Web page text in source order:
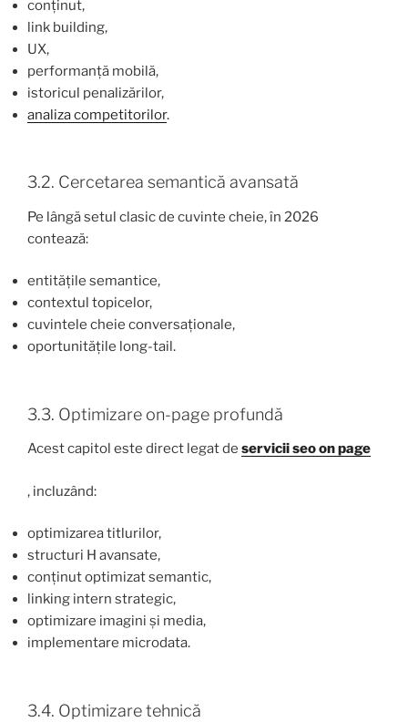
conținut,
link building,
UX,
performanță mobilă,
istoricul penalizărilor,
analiza competitorilor.
3.2. Cercetarea semantică avansată
Pe lângă setul clasic de cuvinte cheie, în 2026
contează:
entitățile semantice,
contextul topicelor,
cuvintele cheie conversaționale,
oportunitățile long-tail.
3.3. Optimizare on-page profundă
Acest capitol este direct legat de servicii seo on page
, incluzând:
optimizarea titlurilor,
structuri H avansate,
conținut optimizat semantic,
linking intern strategic,
optimizare imagini și media,
implementare microdata.
3.4. Optimizare tehnică